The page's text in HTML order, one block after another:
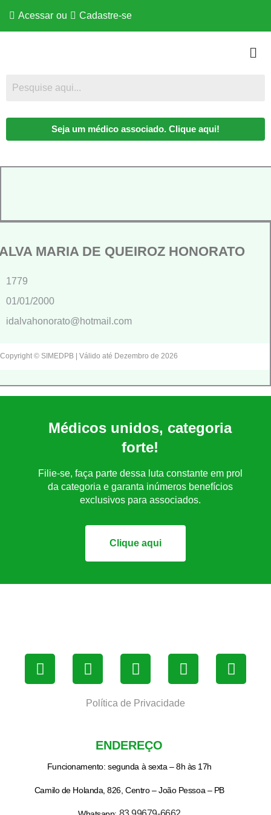
Acessar ou Cadastre-se
Seja um médico associado. Clique aqui!
MARIA DE QUEIROZ HONORATO
1779
01/01/2000
idalvahonorato@hotmail.com
Copyright © SIMEDPB | Válido até Dezembro de 2026
Médicos unidos, categoria
forte!
Filie-se, faça parte dessa luta constante em prol
da categoria e garanta inúmeros benefícios
exclusivos para associados.
Clique aqui
Política de Privacidade
ENDEREÇO
Funcionamento: segunda à sexta – 8h às 17h
Camilo de Holanda, 826, Centro – João Pessoa – PB